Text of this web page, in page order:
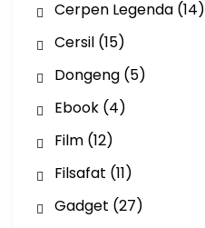
Cerpen Legenda(14)
Cersil(15)
Dongeng(5)
Ebook(4)
Film(12)
Filsafat (11)
Gadget (27)